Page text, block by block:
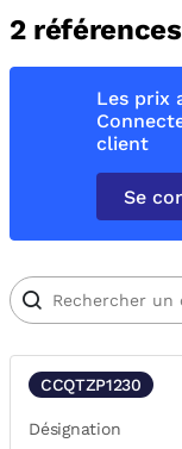
2
Les prix
client
Se
CCQTZP1230
Désignation